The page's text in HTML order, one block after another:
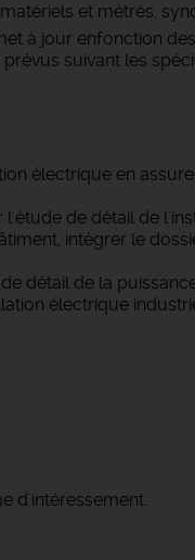
et métrés,
à jour enfonction
suivant les
électrique en
de détail de
intégrer le
détail de la
électrique
d'intéressement.